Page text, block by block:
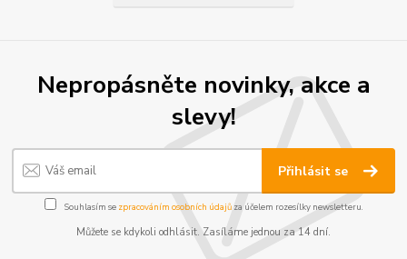
Nepropásněte novinky, akce a
slevy!
Přihlásit se
Souhlasím se zpracováním osobních údajůza účelem rozesílky newsletteru.
Můžete se kdykoli odhlásit. Zasíláme jednou za 14 dní.